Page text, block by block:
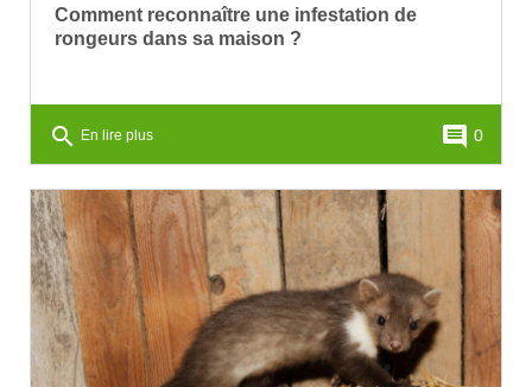
Comment reconnaître une infestation de
rongeurs dans sa maison ?
search En lire plus comment 0